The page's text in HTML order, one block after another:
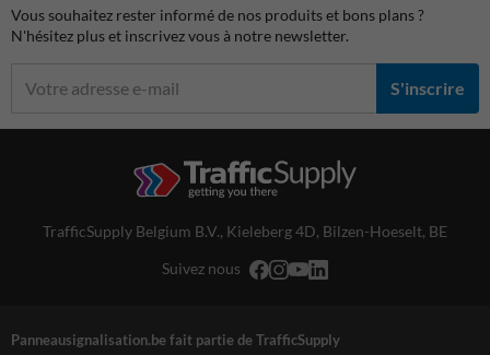
Vous souhaitez rester informé de nos produits et bons plans ?
N'hésitez plus et inscrivez vous à notre newsletter.
S'inscrire
TrafficSupply Belgium B.V., Kieleberg 4D, Bilzen-Hoeselt, BE
Suivez nous
Panneausignalisation.be fait partie de TrafficSupply